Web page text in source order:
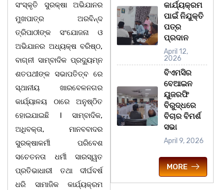
ସଂସ୍କୃତି ସୁରକ୍ଷା ଅଭିଯାନର
ମୁଖପାତ୍ର ଅରବିନ୍ଦ
ତ୍ରିପାଠୀଙ୍କ ସଂଯୋଜନା ଓ
ଅଭିଯାନର ଅଧ୍ୟକ୍ଷ ବରିଷ୍ଠ,
ବାଗ୍ନୀ ସାମ୍ବାଦିକ ପ୍ରଦ୍ୟୁମ୍ନ
ଶତପଥୀଙ୍କ ସଭାପତିତ୍ବ ରେ
ସ୍ଥାନୀୟ ଖାରବେଳନଗର
କାର୍ଯ୍ୟାଳୟ ଠାରେ ଅନୁଷ୍ଠିତ
ହୋଇଯାଇଛି l ସାମ୍ବାଦିକ,
ଅଧିବକ୍ତା, ମାନବବାଦର
ସୁରକ୍ଷାକର୍ମୀ ପରିବେଶ
ସଚେତନତା ଧର୍ମୀ ସାରସ୍ୱତ
ପ୍ରତିଭାଧାରୀ ତଥା ଦୀର୍ଘବର୍ଷ
ଧରି ସାମାଜିକ କାର୍ଯ୍ୟକ୍ରମ
କାର୍ଯ୍ୟକ୍ରମ
ପାଇଁ ନିଯୁକ୍ତି
ପତ୍ର
ପ୍ରଦାନ
April 12,
2026
ବିଏମସିର
ବେଆଇନ
ୟୁଜରଫି
ବିରୁଦ୍ଧରେ
ବିଚାର ବିମର୍ଶ
ସଭା
April 9, 2026
MORE